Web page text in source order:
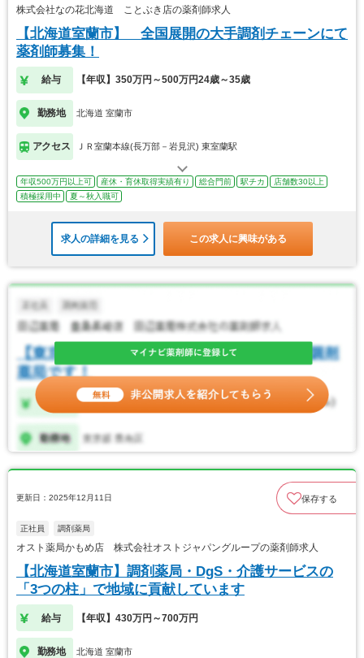
株式会社なの花北海道 ことぶき店の薬剤師求人
【北海道室蘭市】 全国展開の大手調剤チェーンにて
薬剤師募集！
給与 【年収】350万円～500万円24歳～35歳
勤務地 北海道 室蘭市
アクセス ＪＲ室蘭本線(長万部－岩見沢) 東室蘭駅
年収500万円以上可 産休・育休取得実績有り 総合門前 駅チカ
店舗数30以上
積極採用中
夏～秋入職可
求人の詳細を見る この求人に興味がある
更新日：2025年12月11日 保存する
正社員 調剤薬局
オスト薬局かもめ店 株式会社オストジャパングループの薬剤師求人
【北海道室蘭市】調剤薬局・DgS・介護サービスの
「3つの柱」で地域に貢献しています
給与 【年収】430万円～700万円
勤務地 北海道 室蘭市